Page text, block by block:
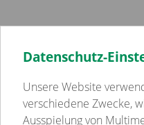
Volkssolidarität
Datenschutz-
Unsere Website
verschiedene Zwecke,
Ausspielung von